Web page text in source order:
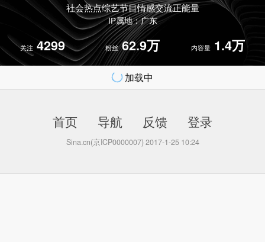
社会热点综艺节目情感交流正能量
IP属地：广东
关注 4299 粉丝 62.9万 内容量 1.4万
加载中
首页 导航 反馈 登录
Sina.cn(京ICP0000007) 2017-1-25 10:24